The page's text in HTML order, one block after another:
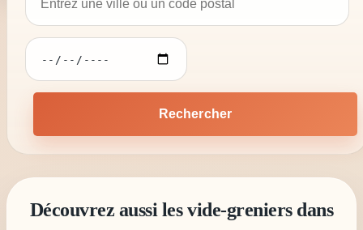
Rechercher
Découvrez aussi les vide-greniers dans